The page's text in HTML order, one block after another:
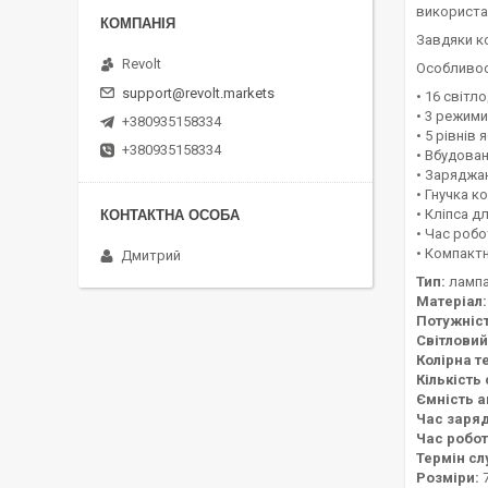
Завдяки
• 16
• 3
• 5 рівнів
•
•
• Гнучка
• Кліпса
• Час
•
Тип:
Матеріал:
Колірна
Кількість
Ємність
Час
Час
Термін
Розміри:
Revolt
support@revolt.markets
+380935158334
+380935158334
Дмитрий